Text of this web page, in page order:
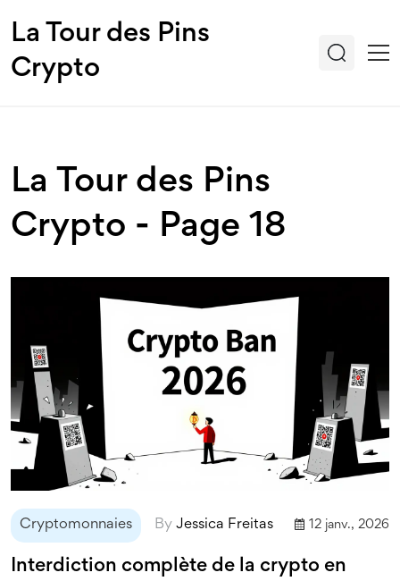
La Tour des Pins
Crypto
La Tour des Pins
Crypto - Page 18
Cryptomonnaies By Jessica Freitas 12 janv., 2026
Interdiction complète de la crypto en